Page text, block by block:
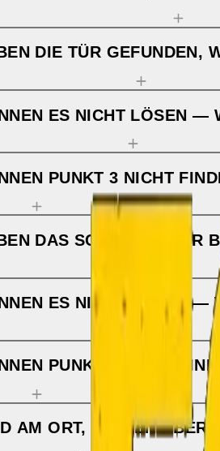
DIE TÜR GEFUNDEN,
ES NICHT LÖSEN —
PUNKT 3 NICHT
DAS SCHILD AN DER
ES NICHT LÖSEN —
PUNKT 4 NICHT
AM ORT, WISSEN ABER